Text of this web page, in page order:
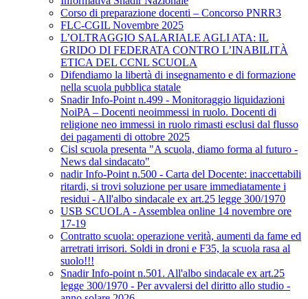
Corso di preparazione docenti – Concorso PNRR3
FLC-CGIL Novembre 2025
L’OLTRAGGIO SALARIALE AGLI ATA: IL
GRIDO DI FEDERATA CONTRO L’INABILITÀ
ETICA DEL CCNL SCUOLA
Difendiamo la libertà di insegnamento e di formazione
nella scuola pubblica statale
Snadir Info-Point n.499 - Monitoraggio liquidazioni
NoiPA – Docenti neoimmessi in ruolo. Docenti di
religione neo immessi in ruolo rimasti esclusi dal flusso
dei pagamenti di ottobre 2025
Cisl scuola presenta "A scuola, diamo forma al futuro -
News dal sindacato"
nadir Info-Point n.500 - Carta del Docente: inaccettabili
ritardi, si trovi soluzione per usare immediatamente i
residui - All'albo sindacale ex art.25 legge 300/1970
USB SCUOLA - Assemblea online 14 novembre ore
17-19
Contratto scuola: operazione verità, aumenti da fame ed
arretrati irrisori. Soldi in droni e F35, la scuola rasa al
suolo!!!
Snadir Info-point n.501. All'albo sindacale ex art.25
legge 300/1970 - Per avvalersi del diritto allo studio -